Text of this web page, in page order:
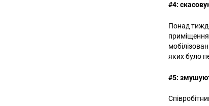
#4:
Понад
яких було
#5: